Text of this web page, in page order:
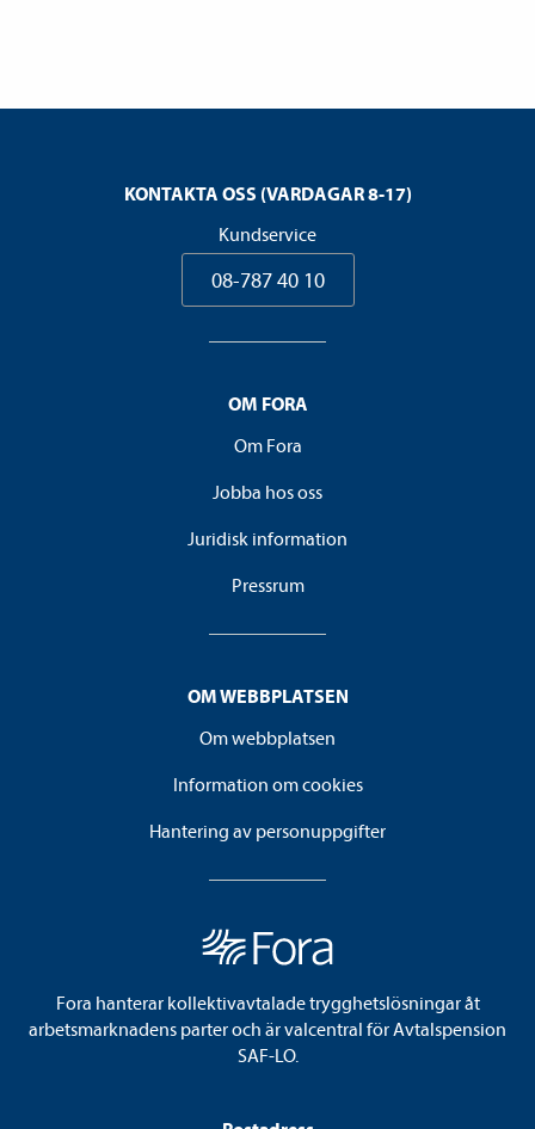
KONTAKTA OSS (VARDAGAR 8-17)
Kundservice
08-787 40 10
OM FORA
Om Fora
Jobba hos oss
Juridisk information
Pressrum
OM WEBBPLATSEN
Om webbplatsen
Information om cookies
Hantering av personuppgifter
Fora hanterar kollektivavtalade trygghetslösningar åt
arbetsmarknadens parter och är valcentral för Avtalspension
SAF-LO.